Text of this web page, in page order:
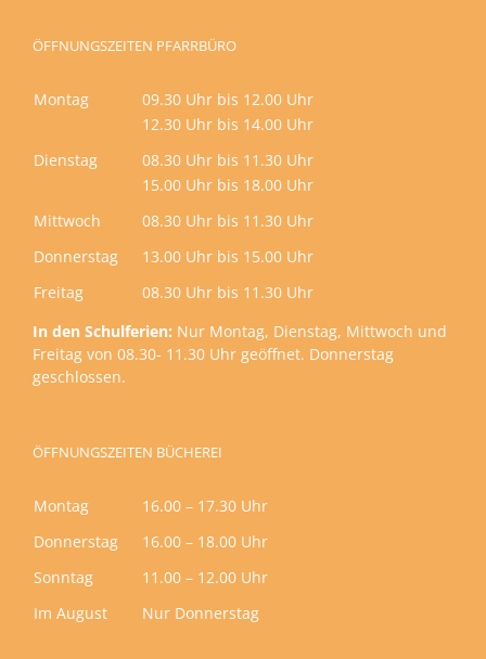
ÖFFNUNGSZEITEN PFARRBÜRO
Montag
09.30 Uhr bis 12.00 Uhr
12.30 Uhr bis 14.00 Uhr
Dienstag
08.30 Uhr bis 11.30 Uhr
15.00 Uhr bis 18.00 Uhr
Mittwoch
08.30 Uhr bis 11.30 Uhr
Donnerstag
13.00 Uhr bis 15.00 Uhr
Freitag
08.30 Uhr bis 11.30 Uhr
In den Schulferien: Nur Montag, Dienstag, Mittwoch und
Freitag von 08.30- 11.30 Uhr geöffnet. Donnerstag
geschlossen.
ÖFFNUNGSZEITEN BÜCHEREI
Montag
16.00 – 17.30 Uhr
Donnerstag
16.00 – 18.00 Uhr
Sonntag
11.00 – 12.00 Uhr
Im August
Nur Donnerstag